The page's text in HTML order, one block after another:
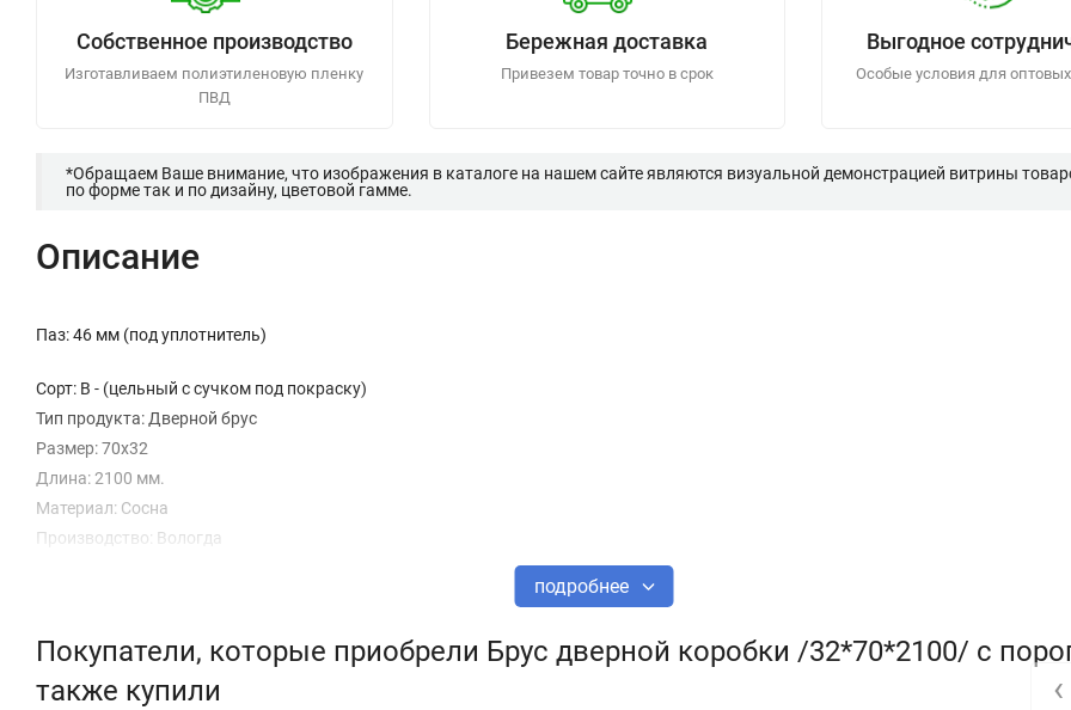
Собственное производство
Изготавливаем полиэтиленовую пленку
ПВД
Бережная доставка
Привезем товар точно в срок
Выгодное
Особые условия для
*Обращаем Ваше внимание, что изображения в каталоге на нашем сайте являются визуальной демонстрацией витрины
по форме так и по дизайну, цветовой гамме.
Описание
Паз: 46 мм (под уплотнитель)
Сорт: В - (цельный с сучком под покраску)
Тип продукта: Дверной брус
Размер: 70х32
Длина: 2100 мм.
Материал: Сосна
Производство: Вологда
подробнее
Покупатели, которые приобрели Брус дверной коробки /32*70*2100/ с
также купили
‹